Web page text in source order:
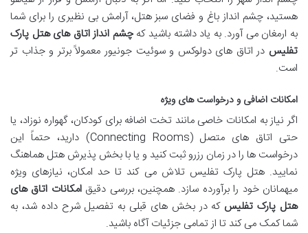
هستید، چشم انداز باغ و فضای سبز هتل، آرامش بی نظیری را برای شما
به ارمغان می آورد. به یاد داشته باشید کهچشم انداز اتاق های هتل پارک
تفلیس در اتاق های دولوکس و سوئیت جونیور معمولاً برتر و جذاب تر
است.
امکانات اضافی و درخواست های ویژه
اگر نیاز به امکانات خاصی مانند تخت اضافه برای کودکان، گهواره نوزاد، یا
حتی اتاق های متصل (Connecting Rooms) دارید، حتماً این
درخواست ها را در زمان رزرو ثبت کنید و یا با بخش پذیرش هتل هماهنگ
نمایید. هتل پارک تفلیس تلاش می کند تا حد امکان، نیازهای ویژه
میهمانان خود را برآورده سازد. همچنین، بررسی دقیقامکانات اتاق های
هتل پارک تفلیس که در بخش های قبلی به تفصیل شرح داده شد، به
شما کمک می کند تا از تمامی جزئیات آگاه باشید.